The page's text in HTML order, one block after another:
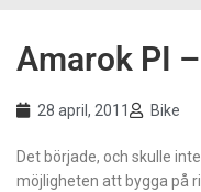
Amarok PI
28 april, 2011 Bike
Det började, och skulle
möjligheten att bygga på